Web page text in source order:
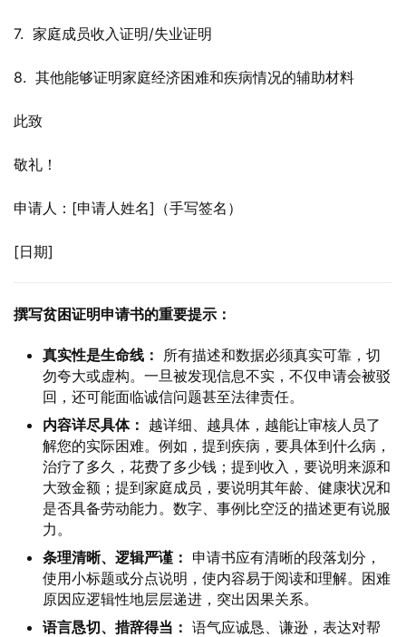
7.  家庭成员收入证明/失业证明
8.  其他能够证明家庭经济困难和疾病情况的辅助材料
此致
敬礼！
申请人：[申请人姓名]（手写签名）
[日期]
撰写贫困证明申请书的重要提示：
真实性是生命线： 所有描述和数据必须真实可靠，切
勿夸大或虚构。一旦被发现信息不实，不仅申请会被驳
回，还可能面临诚信问题甚至法律责任。
内容详尽具体： 越详细、越具体，越能让审核人员了
解您的实际困难。例如，提到疾病，要具体到什么病，
治疗了多久，花费了多少钱；提到收入，要说明来源和
大致金额；提到家庭成员，要说明其年龄、健康状况和
是否具备劳动能力。数字、事例比空泛的描述更有说服
力。
条理清晰、逻辑严谨： 申请书应有清晰的段落划分，
使用小标题或分点说明，使内容易于阅读和理解。困难
原因应逻辑性地层层递进，突出因果关系。
语言恳切、措辞得当： 语气应诚恳、谦逊，表达对帮